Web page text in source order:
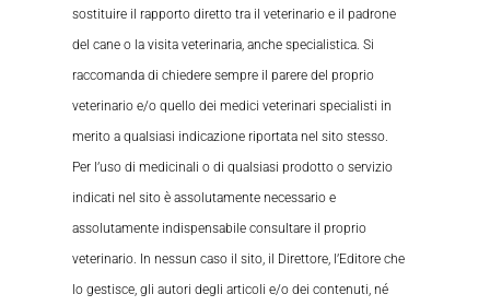
sostituire il rapporto diretto tra il veterinario e il padrone
del cane o la visita veterinaria, anche specialistica. Si
raccomanda di chiedere sempre il parere del proprio
veterinario e/o quello dei medici veterinari specialisti in
merito a qualsiasi indicazione riportata nel sito stesso.
Per l’uso di medicinali o di qualsiasi prodotto o servizio
indicati nel sito è assolutamente necessario e
assolutamente indispensabile consultare il proprio
veterinario. In nessun caso il sito, il Direttore, l’Editore che
lo gestisce, gli autori degli articoli e/o dei contenuti, né